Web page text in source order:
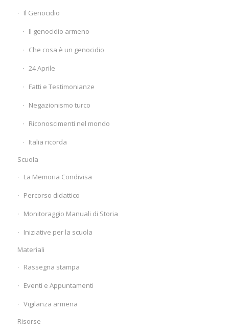
Il Genocidio
Il genocidio armeno
Che cosa è un genocidio
24 Aprile
Fatti e Testimonianze
Negazionismo turco
Riconoscimenti nel mondo
Italia ricorda
Scuola
La Memoria Condivisa
Percorso didattico
Monitoraggio Manuali di Storia
Iniziative per la scuola
Materiali
Rassegna stampa
Eventi e Appuntamenti
Vigilanza armena
Risorse